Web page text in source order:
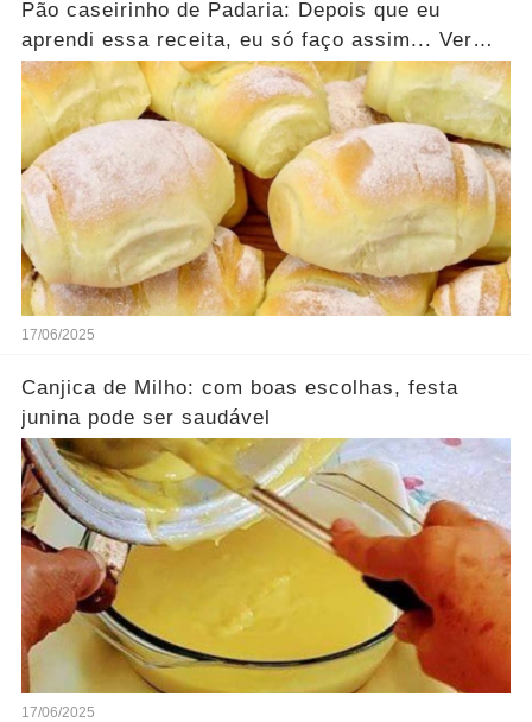
Pão caseirinho de Padaria: Depois que eu
aprendi essa receita, eu só faço assim... Ver
mais
17/06/2025
Canjica de Milho: com boas escolhas, festa
junina pode ser saudável
17/06/2025